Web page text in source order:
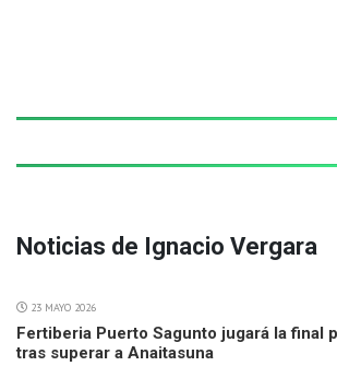
Noticias de Ignacio Vergara
23 MAYO 2026
Fertiberia Puerto Sagunto jugará la final
tras superar a Anaitasuna